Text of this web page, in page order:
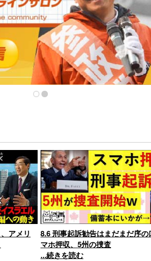
アメリ
8.6 刑事起訴勧告はまだまだ序
マホ押収、5州の捜査
...続きを読む